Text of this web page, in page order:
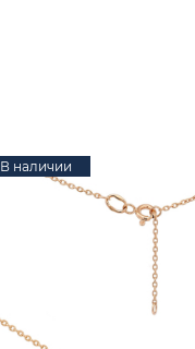
В наличии